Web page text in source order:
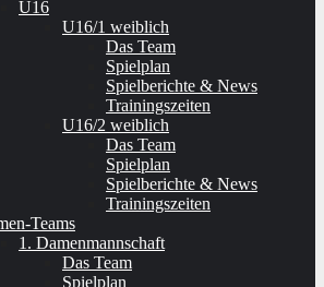
U16
U16/1 weiblich
Das Team
Spielplan
Spielberichte & News
Trainingszeiten
U16/2 weiblich
Das Team
Spielplan
Spielberichte & News
Trainingszeiten
Teams
1. Damenmannschaft
Das Team
Spielplan